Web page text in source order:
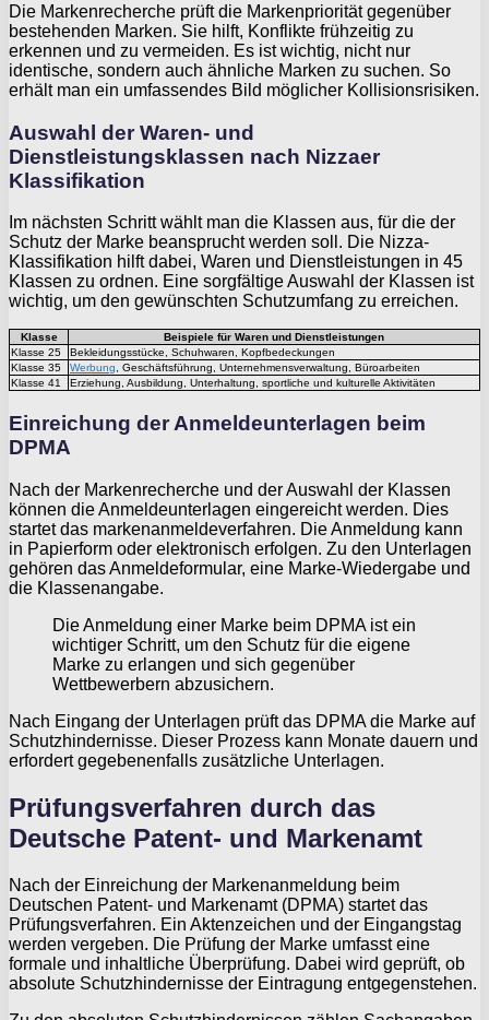
Die Markenrecherche prüft die Markenpriorität gegenüber
bestehenden Marken. Sie hilft, Konflikte frühzeitig zu
erkennen und zu vermeiden. Es ist wichtig, nicht nur
identische, sondern auch ähnliche Marken zu suchen. So
erhält man ein umfassendes Bild möglicher Kollisionsrisiken.
Auswahl der Waren- und
Dienstleistungsklassen nach Nizzaer
Klassifikation
Im nächsten Schritt wählt man die Klassen aus, für die der
Schutz der Marke beansprucht werden soll. Die Nizza-
Klassifikation hilft dabei, Waren und Dienstleistungen in 45
Klassen zu ordnen. Eine sorgfältige Auswahl der Klassen ist
wichtig, um den gewünschten Schutzumfang zu erreichen.
Klasse
Beispiele für Waren und Dienstleistungen
Klasse 25
Bekleidungsstücke, Schuhwaren, Kopfbedeckungen
Klasse 35
Werbung, Geschäftsführung, Unternehmensverwaltung, Büroarbeiten
Klasse 41
Erziehung, Ausbildung, Unterhaltung, sportliche und kulturelle Aktivitäten
Einreichung der Anmeldeunterlagen beim
DPMA
Nach der Markenrecherche und der Auswahl der Klassen
können die Anmeldeunterlagen eingereicht werden. Dies
startet das markenanmeldeverfahren. Die Anmeldung kann
in Papierform oder elektronisch erfolgen. Zu den Unterlagen
gehören das Anmeldeformular, eine Marke-Wiedergabe und
die Klassenangabe.
Die Anmeldung einer Marke beim DPMA ist ein
wichtiger Schritt, um den Schutz für die eigene
Marke zu erlangen und sich gegenüber
Wettbewerbern abzusichern.
Nach Eingang der Unterlagen prüft das DPMA die Marke auf
Schutzhindernisse. Dieser Prozess kann Monate dauern und
erfordert gegebenenfalls zusätzliche Unterlagen.
Prüfungsverfahren durch das
Deutsche Patent- und Markenamt
Nach der Einreichung der Markenanmeldung beim
Deutschen Patent- und Markenamt (DPMA) startet das
Prüfungsverfahren. Ein Aktenzeichen und der Eingangstag
werden vergeben. Die Prüfung der Marke umfasst eine
formale und inhaltliche Überprüfung. Dabei wird geprüft, ob
absolute Schutzhindernisse der Eintragung entgegenstehen.